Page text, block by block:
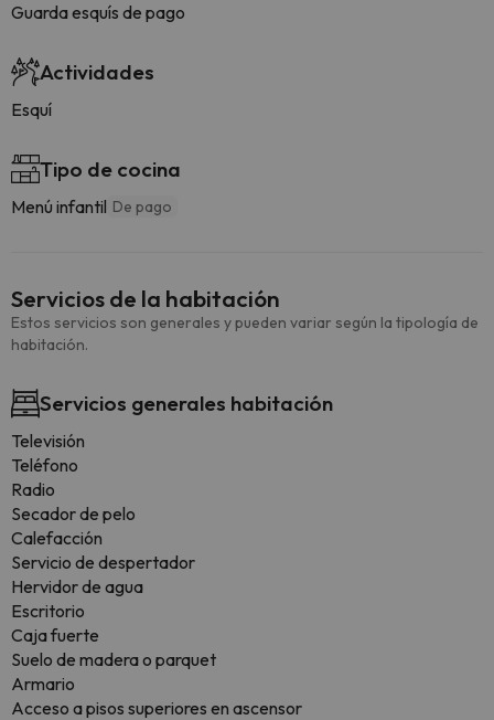
Guarda esquís de pago
Actividades
Esquí
Tipo de cocina
Menú infantil De pago
Servicios de la habitación
Estos servicios son generales y pueden variar según la tipología de
habitación.
Servicios generales habitación
Televisión
Teléfono
Radio
Secador de pelo
Calefacción
Servicio de despertador
Hervidor de agua
Escritorio
Caja fuerte
Suelo de madera o parquet
Armario
Acceso a pisos superiores en ascensor